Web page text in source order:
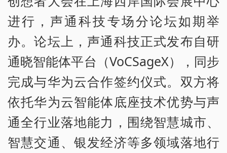
进行，声通科技专场分论坛如期举
办。论坛上，声通科技正式发布自研
通晓智能体平台（VoCSageX），同步
完成与华为云合作签约仪式。双方将
依托华为云智能体底座技术优势与声
通全行业落地能力，围绕智慧城市、
智慧交通、银发经济等多领域落地行